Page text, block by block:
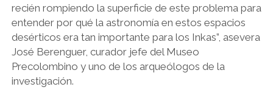
recién rompiendo la superficie de este problema para
entender por qué la astronomía en estos espacios
desérticos era tan importante para los Inkas”, asevera
José Berenguer, curador jefe del Museo
Precolombino y uno de los arqueólogos de la
investigación.